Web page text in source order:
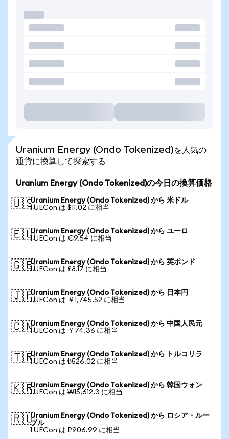
Uranium Energy (Ondo Tokenized)を人気の
通貨に換算して探索する
Uranium Energy (Ondo Tokenized)の今日の換算価格
🇺🇸Uranium Energy (Ondo Tokenized) から 米ドル
1 UECon は $11.02 に相当
🇪🇺Uranium Energy (Ondo Tokenized) から ユーロ
1 UECon は €9.54 に相当
🇬🇧Uranium Energy (Ondo Tokenized) から 英ポンド
1 UECon は £8.17 に相当
🇯🇵Uranium Energy (Ondo Tokenized) から 日本円
1 UECon は ￥1,745.52 に相当
🇨🇳Uranium Energy (Ondo Tokenized) から 中国人民元
1 UECon は ￥74.36 に相当
🇹🇷Uranium Energy (Ondo Tokenized) から トルコリラ
1 UECon は ₺526.02 に相当
🇰🇷Uranium Energy (Ondo Tokenized) から 韓国ウォン
1 UECon は ₩15,612.3 に相当
🇷🇺Uranium Energy (Ondo Tokenized) から ロシア・ルー
ブル
1 UECon は ₽906.99 に相当